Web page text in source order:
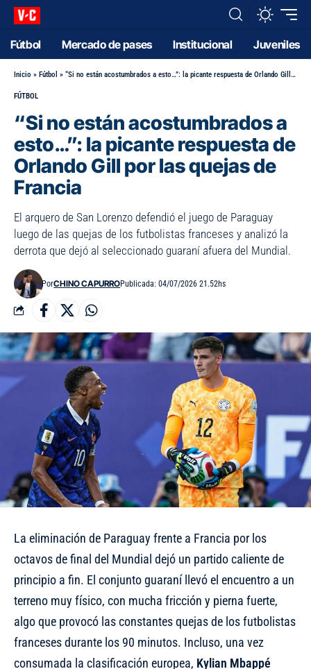
Fútbol Mercado de pases Institucional Juveniles
Inicio » Fútbol » “Si no están acostumbrados a esto…”: la picante respuesta de Orlando Gill por las quejas de Francia
FÚTBOL
“Si no están acostumbrados a
esto…”: la picante respuesta de
Orlando Gill por las quejas de
Francia
El arquero de San Lorenzo defendió el juego de Paraguay
luego de las quejas de los futbolistas franceses y analizó la
derrota que dejó al seleccionado guaraní afuera del Mundial.
PorCHINO CAPURROPublicada: 04/07/2026 21.52hs
La eliminación de Paraguay frente a Francia por los
octavos de final del Mundial dejó un partido caliente de
principio a fin. El conjunto guaraní llevó el encuentro a un
terreno muy físico, con mucha fricción y pierna fuerte,
algo que provocó las constantes quejas de los futbolistas
franceses durante los 90 minutos. Incluso, una vez
consumada la clasificación europea, Kylian Mbappé